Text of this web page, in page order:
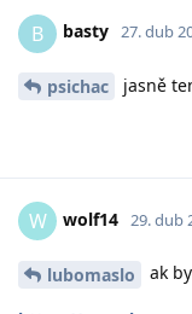
B basty 27. dub
psichac jasně
W wolf14 29. dub
lubomaslo ak